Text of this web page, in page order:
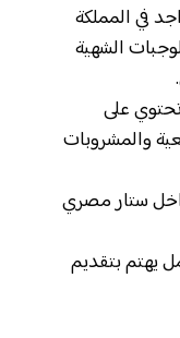
في المملكة
الشهية
على
والمشروبات
ستار مصري
يهتم بتقديم